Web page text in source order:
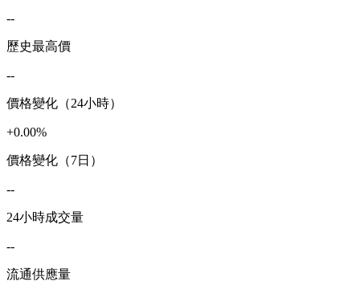
--
歷史最高價
--
價格變化（24小時）
+0.00%
價格變化（7日）
--
24小時成交量
--
流通供應量